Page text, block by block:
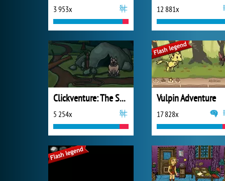
3 953x 12 881x
Clickventure: The Secret Beneath
5 254x
Vulpin Adventure
17 828x